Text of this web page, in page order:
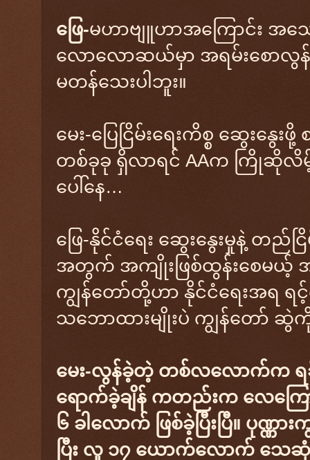
​​ဖြေ-မဟာဗျူဟာအကြောင်း အသ
လောလောဆယ်မှာ အရမ်းစောလွန်
မတန်သေးပါဘူး။
မေး-ပြေငြိမ်းရေးကိစ္စ ဆွေးနွ
တစ်ခုခု ရှိလာရင် AAက ကြိုဆို
ပေါ်နေ…
ဖြေ-နိုင်ငံရေး ဆွေးနွေးမှုနဲ့ တ
အတွက် အကျိုးဖြစ်ထွန်းစေမယ့် အ
ကျွန်တော်တို့ဟာ နိုင်ငံရေးအရ
သဘောထားမျိုးပဲ ကျွန်တော် ဆွဲ
မေး-လွန်ခဲ့တဲ့ တစ်လလောက်က ရ
ရောက်ခဲ့ချိန် ကတည်းက လေကြ
၆ ခါလောက် ဖြစ်ခဲ့ပြီးပြီ။ ပုဏ္ဏာ
ပြီး လူ ၁၇ ယောက်လောက် သေ